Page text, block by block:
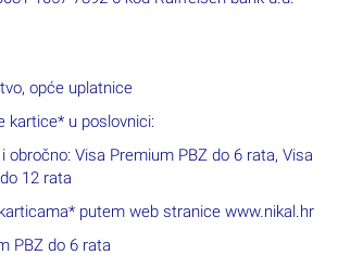
opće uplatnice
kartice* u poslovnici:
Visa Premium PBZ do 6 rata, Visa
12 rata
putem web stranice www.nikal.hr
do 6 rata